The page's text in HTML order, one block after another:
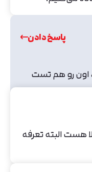
پاسخ دادن
اون رو هم تست
هست البته تعرفه